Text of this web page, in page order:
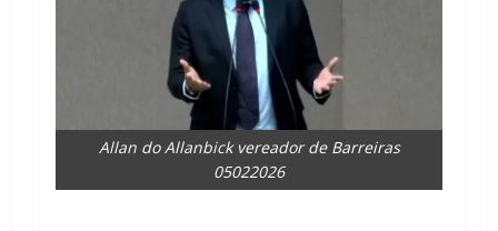
Allan do Allanbick vereador de Barreiras
05022026